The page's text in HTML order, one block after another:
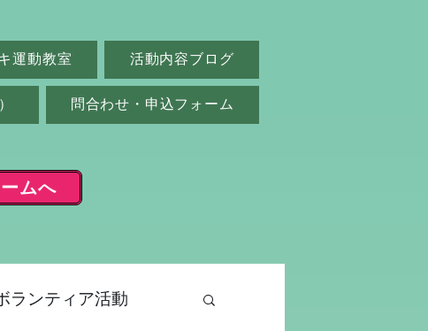
運動教室 活動内容ブログ
問合わせ・申込フォーム
ムへ
ランティア活動